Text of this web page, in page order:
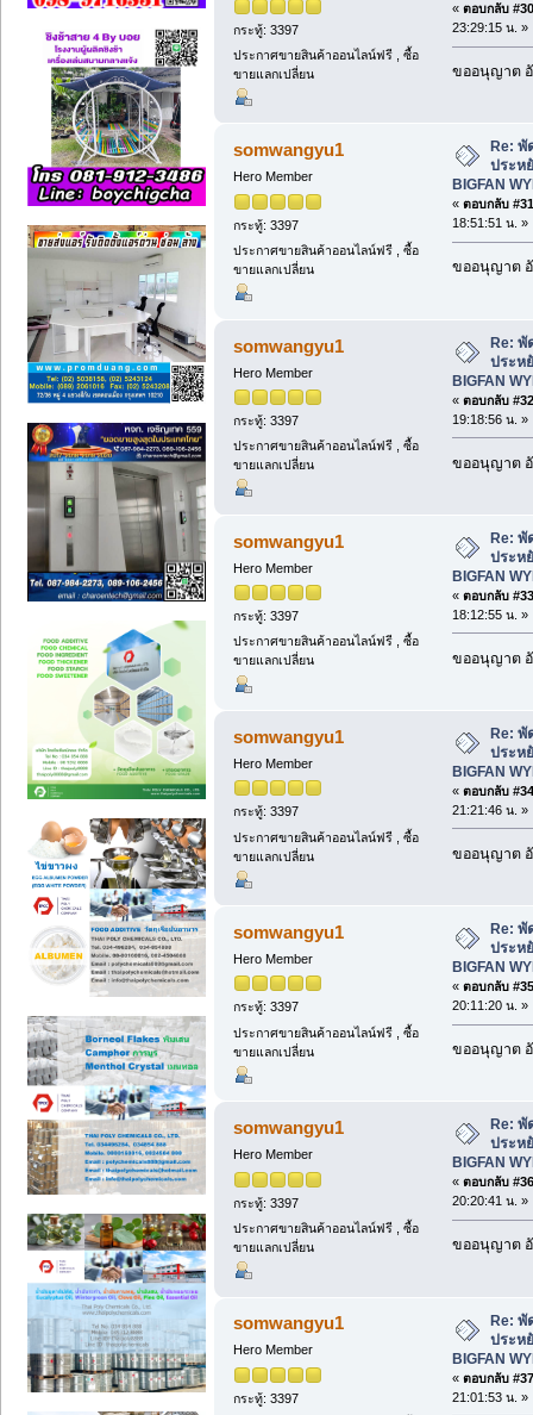
กระทู้: 3397
ประกาศขายสินค้าออนไลน์ฟรี , ซื้อ
ขายแลกเปลี่ยน
« ตอบกลับ
23:29:15 น. »
ขออนุญาต
somwangyu1
Hero Member
กระทู้: 3397
ประกาศขายสินค้าออนไลน์ฟรี , ซื้อ
ขายแลกเปลี่ยน
Re:
ประห
BIGFAN
« ตอบกลับ
18:51:51 น. »
ขออนุญาต
somwangyu1
Hero Member
กระทู้: 3397
ประกาศขายสินค้าออนไลน์ฟรี , ซื้อ
ขายแลกเปลี่ยน
Re: พั
ประห
BIGFAN
« ตอบกลับ
19:18:56 น. »
ขออนุญาต
somwangyu1
Hero Member
กระทู้: 3397
ประกาศขายสินค้าออนไลน์ฟรี , ซื้อ
ขายแลกเปลี่ยน
Re: พั
ประห
BIGFAN
« ตอบกลับ
18:12:55 น. »
ขออนุญาต
somwangyu1
Hero Member
กระทู้: 3397
ประกาศขายสินค้าออนไลน์ฟรี , ซื้อ
ขายแลกเปลี่ยน
Re:
ประห
BIGFAN
« ตอบกลับ
21:21:46 น. »
ขออนุญาต
somwangyu1
Hero Member
กระทู้: 3397
ประกาศขายสินค้าออนไลน์ฟรี , ซื้อ
ขายแลกเปลี่ยน
Re:
ประห
BIGFAN
« ตอบกลับ
20:11:20 น. »
ขออนุญาต
somwangyu1
Hero Member
กระทู้: 3397
ประกาศขายสินค้าออนไลน์ฟรี , ซื้อ
ขายแลกเปลี่ยน
Re:
ประห
BIGFAN
« ตอบกลับ
20:20:41 น. »
ขออนุญาต
somwangyu1
Hero Member
กระทู้: 3397
Re: พั
ประห
BIGFAN
« ตอบกลับ
21:01:53 น. »